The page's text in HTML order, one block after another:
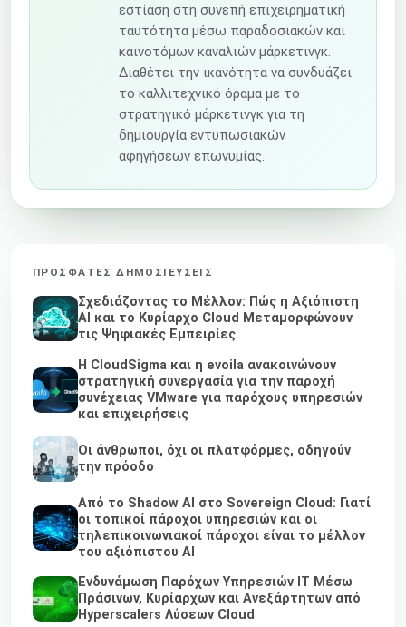
εστίαση στη συνεπή επιχειρηματική
ταυτότητα μέσω παραδοσιακών και
καινοτόμων καναλιών μάρκετινγκ.
Διαθέτει την ικανότητα να συνδυάζει
το καλλιτεχνικό όραμα με το
στρατηγικό μάρκετινγκ για τη
δημιουργία εντυπωσιακών
αφηγήσεων επωνυμίας.
ΠΡΌΣΦΑΤΕΣ ΔΗΜΟΣΙΕΎΣΕΙΣ
Σχεδιάζοντας το Μέλλον: Πώς η Αξιόπιστη
AI και το Κυρίαρχο Cloud Μεταμορφώνουν
τις Ψηφιακές Εμπειρίες
Η CloudSigma και η evoila ανακοινώνουν
στρατηγική συνεργασία για την παροχή
συνέχειας VMware για παρόχους υπηρεσιών
και επιχειρήσεις
Οι άνθρωποι, όχι οι πλατφόρμες, οδηγούν
την πρόοδο
Από το Shadow AI στο Sovereign Cloud: Γιατί
οι τοπικοί πάροχοι υπηρεσιών και οι
τηλεπικοινωνιακοί πάροχοι είναι το μέλλον
του αξιόπιστου AI
Ενδυνάμωση Παρόχων Υπηρεσιών IT Μέσω
Πράσινων, Κυρίαρχων και Ανεξάρτητων από
Hyperscalers Λύσεων Cloud